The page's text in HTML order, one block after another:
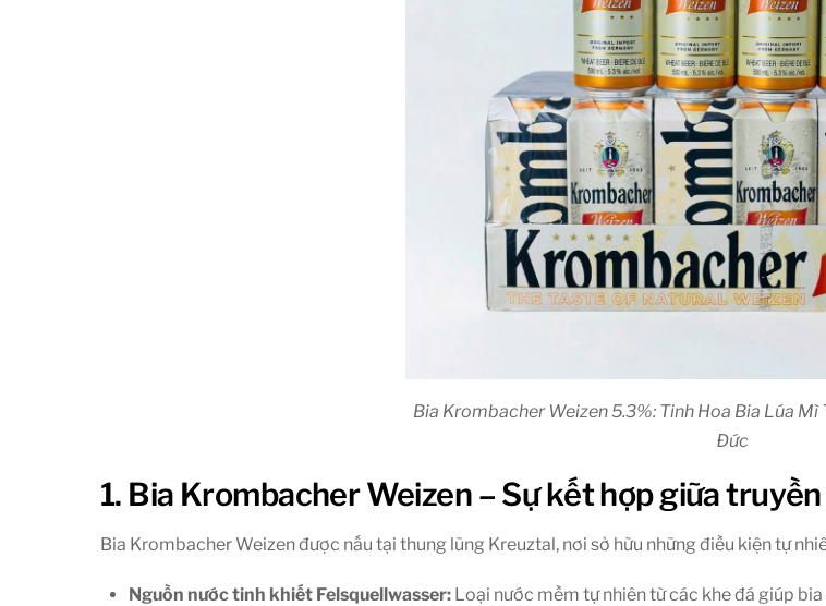
Bia Krombacher Weizen 5.3%: Tinh Hoa Bia Lúa Mì
Đức
1. Bia Krombacher Weizen – Sự kết hợp giữa
Bia Krombacher Weizen được nấu tại thung lũng Kreuztal, nơi sở hữu những điều kiện tự
Nguồn nước tinh khiết Felsquellwasser:Loại nước mềm tự nhiên từ các khe đá giúp